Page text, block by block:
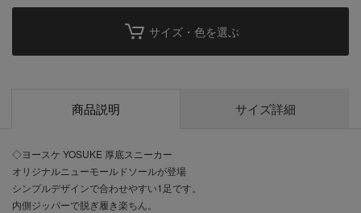
サイズ・色を選ぶ
商品説明 サイズ詳細
◇ヨースケ YOSUKE 厚底スニーカー
オリジナルニューモールドソールが登場
シンプルデザインで合わせやすい1足です。
内側ジッパーで脱ぎ履き楽ちん。